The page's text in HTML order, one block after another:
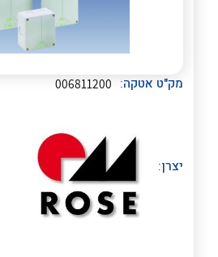
נקודות מכירה
שאלות ותשובות
שירותי תמיכה
לכל מוצרי היצרן
מק"ט אטקה: 006811200
יצרן: